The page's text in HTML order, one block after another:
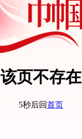
该页不存在
5秒后回首页